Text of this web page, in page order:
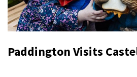
Paddington Visits